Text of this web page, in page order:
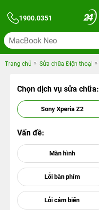
1900.0351
Trang chủ Sửa chữa Điện thoại
Chọn dịch vụ sửa chữa:
Sony Xperia Z2
Vấn đề: